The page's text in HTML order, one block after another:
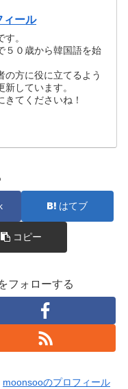
ール
。
５０歳から韓国語を始
の方に役に立てるよう
しています。
きてくださいね！
はてブ
コピー
フォローする
moonsooのプロフィール